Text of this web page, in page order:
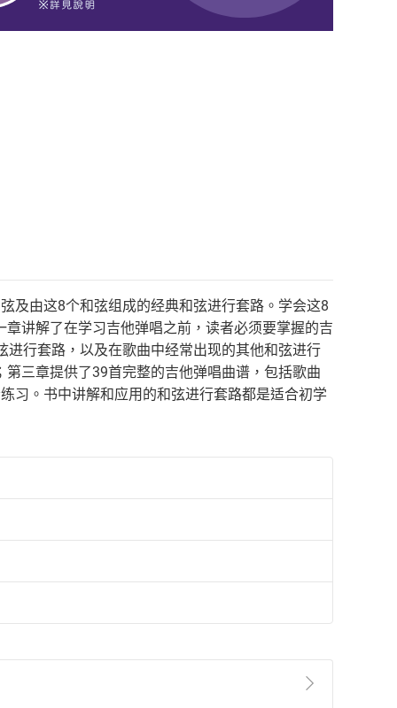
及由这8个和弦组成的经典和弦进行套路。学会这8
讲解了在学习吉他弹唱之前，读者必须要掌握的吉
行套路，以及在歌曲中经常出现的其他和弦进行
三章提供了39首完整的吉他弹唱曲谱，包括歌曲
习。书中讲解和应用的和弦进行套路都是适合初学